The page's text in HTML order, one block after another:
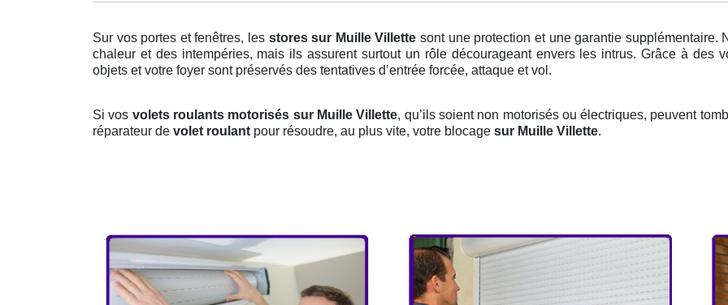
Sur vos portes et fenêtres, les stores sur Muille Villettesont une protection et une garantie supplémentaire.
chaleur et des intempéries, mais ils assurent surtout un rôle décourageant envers les intrus. Grâce à des
objets et votre foyer sont préservés des tentatives d’entrée forcée, attaque et vol.
Si vos volets roulants motorisés sur Muille Villette, qu’ils soient non motorisés ou électriques, peuvent
réparateur de volet roulant pour résoudre, au plus vite, votre blocage sur Muille Villette.